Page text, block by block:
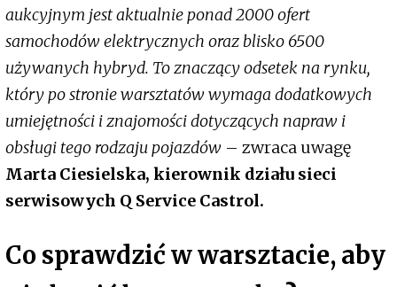
aukcyjnym jest aktualnie ponad 2000 ofert
samochodów elektrycznych oraz blisko 6500
używanych hybryd. To znaczący odsetek na rynku,
który po stronie warsztatów wymaga dodatkowych
umiejętności i znajomości dotyczących napraw i
obsługi tego rodzaju pojazdów – zwraca uwagę
Marta Ciesielska, kierownik działu sieci
serwisowych Q Service Castrol.
Co sprawdzić w warsztacie, aby